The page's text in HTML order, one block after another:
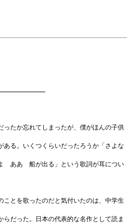
ったか忘れてしまったが、僕がほんの子供
ある。いくつくらいだったろうか「さよな
ああ 船が出る」という歌詞が耳につい
ことを歌ったのだと気付いたのは、中学生
だった。日本の代表的な名作として読ま